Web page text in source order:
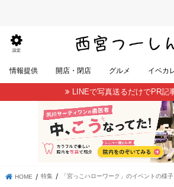
設定
情報提供 開店・閉店 グルメ イベカ
LINEで写真送るだけでPR記
HOME 特集 「宮っこハローワーク」のイベントの様子